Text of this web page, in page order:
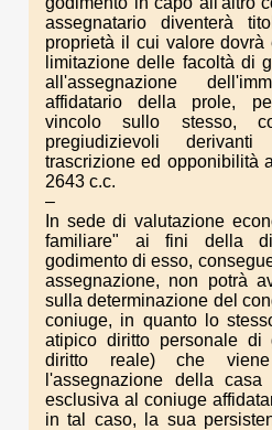
assegnatario diventerà
proprietà il cui valore dovrà
limitazione delle facoltà di
all'assegnazione
affidatario della prole,
vincolo sullo stesso,
pregiudizievoli
trascrizione ed opponibilità
2643 c.c.
–
In sede di valutazione
familiare" ai fini della
godimento di esso,
assegnazione, non potrà
sulla determinazione del
coniuge, in quanto lo
atipico diritto personale di
diritto reale) che
l'assegnazione della
esclusiva al coniuge
in tal caso, la sua